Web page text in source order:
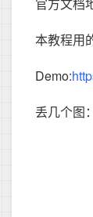
本教程用
Demo:
丢几个图：